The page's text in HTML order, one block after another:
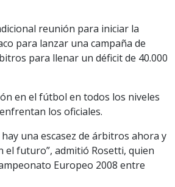
reunión para iniciar la
para lanzar una campaña de
para llenar un déficit de 40.000
en el fútbol en todos los niveles
los oficiales.
una escasez de árbitros ahora y
el futuro”, admitió Rosetti, quien
Europeo 2008 entre